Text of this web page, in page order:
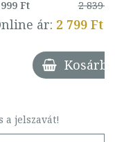
Ft 2 839 Ft
ár: 2 799 Ft
Kosárba
a jelszavát!